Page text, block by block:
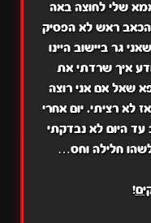
שלי לחוצה באה
הכאב ראש לא הפסיק
גר ביישוב היינו
איך שרדתי את
שאל אם אני רוצה
לא רציתי. יום אחרי
עד היום לא נבדקתי
חלילה וחס…
!